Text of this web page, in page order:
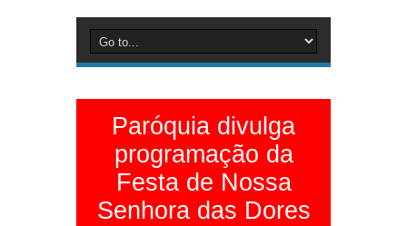
Paróquia divulga
programação da
Festa de Nossa
Senhora das Dores